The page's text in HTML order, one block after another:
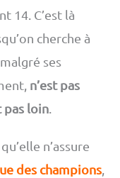
14. C’est là
cherche à
, malgré ses
n’est pas
pas loin
n’assure
des champions